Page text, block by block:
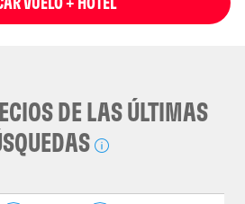
DE LAS ÚLTIMAS